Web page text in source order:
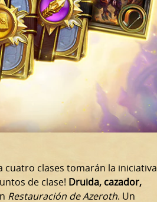
clases tomarán la iniciativa
de clase! Druida, cazador,
Restauración de Azeroth. Un